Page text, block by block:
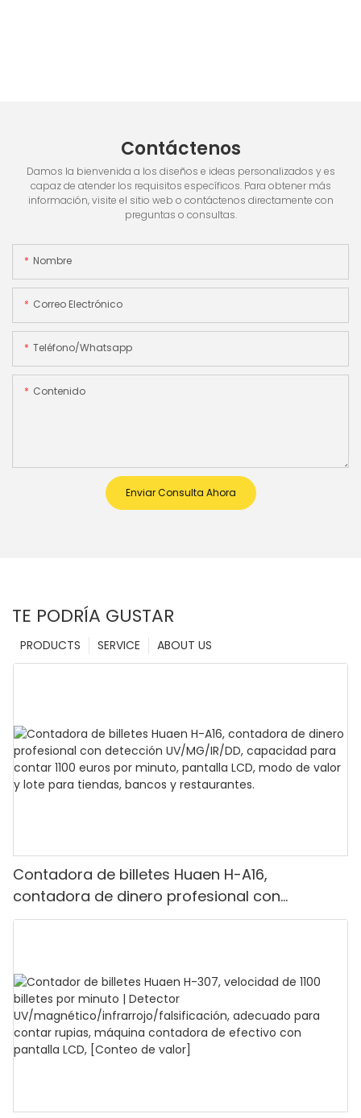
Contáctenos
Damos la bienvenida a los diseños e ideas personalizados y es
capaz de atender los requisitos específicos. Para obtener más
información, visite el sitio web o contáctenos directamente con
preguntas o consultas.
Nombre
Correo Electrónico
Teléfono/whatsapp
Contenido
Enviar Consulta Ahora
TE PODRÍA GUSTAR
ABOUT US
SERVICE
PRODUCTS
Contadora de billetes Huaen H-A16,
contadora de dinero profesional con
detección UV/MG/IR/DD, capacidad para
restaurantes.